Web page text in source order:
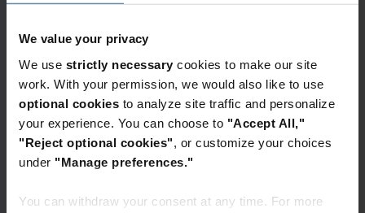
We value your privacy
We use strictly necessary cookies to make our site
work. With your permission, we would also like to use
optional cookies to analyze site traffic and personalize
your experience. You can choose to "Accept All,"
"Reject optional cookies" , or customize your choices
under "Manage preferences."
You can withdraw your consent at any time. For more
Depuis l’entrée en vigueur du RGPD en mai 2018,
les actions coercitives et les recommandations
réglementaires ont facilité la compréhension des
concepts du RGPD. En d’autres termes, désormais
nous comprenons certainement mieux comment
les règles du RGPD sont interprétées par les
tribunaux et les autorités chargées de protéger